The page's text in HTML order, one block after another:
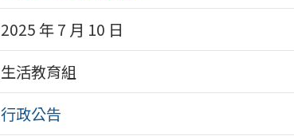
2025 年 7 月 10 日
生活教育組
行政公告